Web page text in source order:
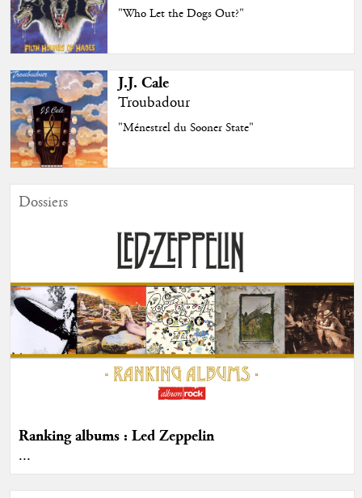
"Who Let the Dogs Out?"
J.J. Cale
Troubadour
"Ménestrel du Sooner State"
Dossiers
Ranking albums : Led Zeppelin
...